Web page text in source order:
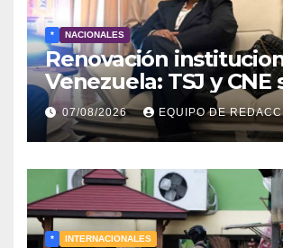
* NACIONALES
Renovación
Venezuela: TSJ y CNE
designados a finales
07/08/2026 EQUIPO DE
* INTERNACIONALES